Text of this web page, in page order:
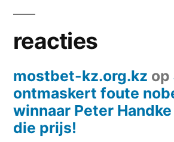
reacties
mostbet-kz.org.kz op
ontmaskert foute
winnaar Peter
die prijs!